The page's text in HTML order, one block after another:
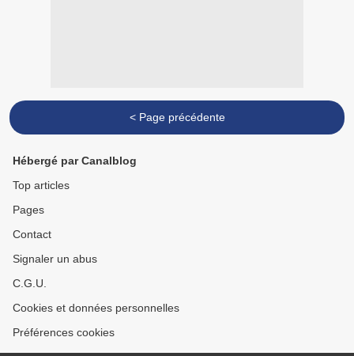
< Page précédente
Hébergé par Canalblog
Top articles
Pages
Contact
Signaler un abus
C.G.U.
Cookies et données personnelles
Préférences cookies